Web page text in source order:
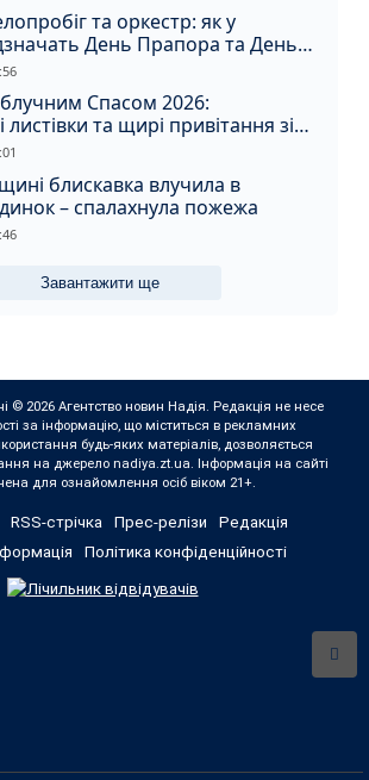
та оркестр: як у
День Прапора та День
Спасом 2026:
листівки та щирі привітання зі
блискавка влучила в
– спалахнула пожежа
Завантажити ще
© 2026 Агентство новин Надія. Редакція не несе
за інформацію, що міститься в рекламних
будь-яких матеріалів, дозволяється
на джерело nadiya.zt.ua. Інформація на сайті
для ознайомлення осіб віком 21+.
RSS-стрічка Прес-релізи
Редакція
Політика конфіденційності